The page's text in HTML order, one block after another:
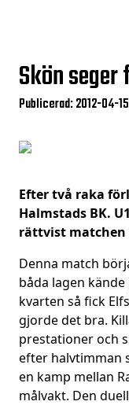
Skön seger
Publicerad: 2012-04-
Efter två raka
Halmstads BK.
rättvist matchen
Denna match
båda lagen
kvarten så fick
gjorde det bra.
prestationer och
efter halvtimman
en kamp mellan
målvakt. Den